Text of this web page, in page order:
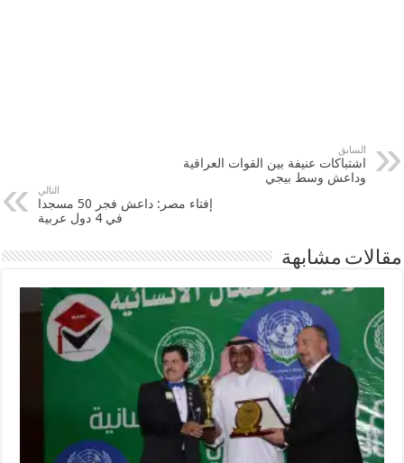
السابق
اشتباكات عنيفة بين القوات العراقية
وداعش وسط بيجي
التالي
إفتاء مصر: داعش فجر 50 مسجدا
في 4 دول عربية
مقالات مشابهة